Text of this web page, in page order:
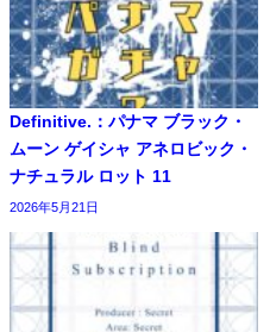
Definitive.：パナマ ブラック・
ムーン ゲイシャ アネロビック・
ナチュラル ロット 11
2026年5月21日